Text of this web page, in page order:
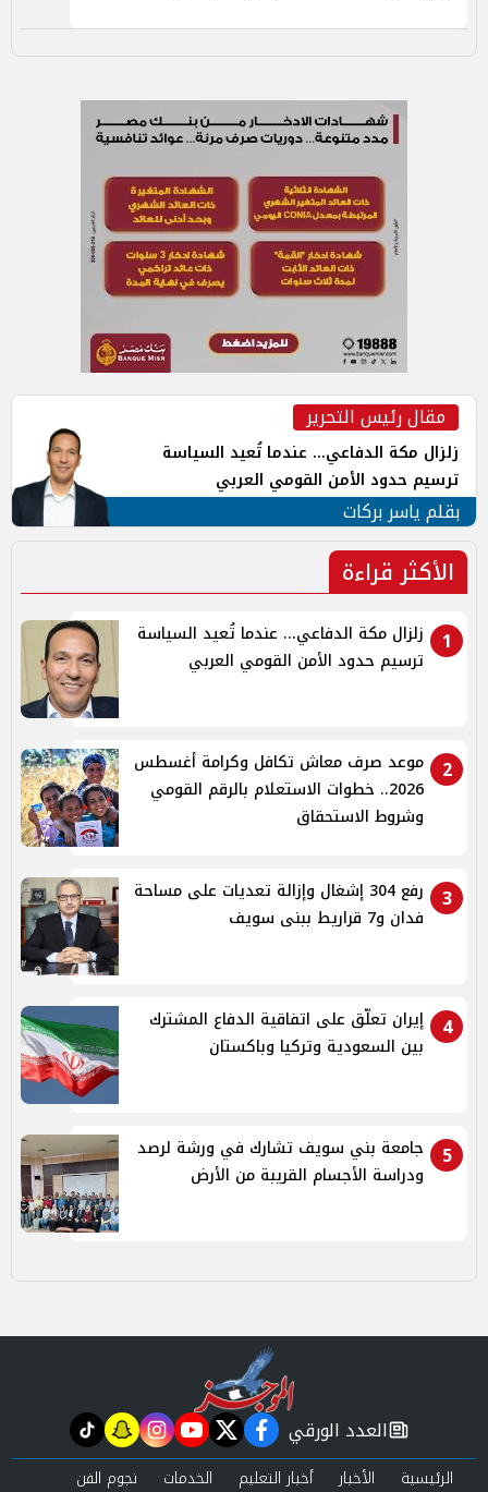
مقال رئيس التحرير
زلزال مكة الدفاعي... عندما تُعيد السياسة
ترسيم حدود الأمن القومي العربي
بقلم ياسر بركات
الأكثر قراءة
1
زلزال مكة الدفاعي... عندما تُعيد السياسة
ترسيم حدود الأمن القومي العربي
2
موعد صرف معاش تكافل وكرامة أغسطس
2026.. خطوات الاستعلام بالرقم القومي
وشروط الاستحقاق
3
رفع 304 إشغال وإزالة تعديات على مساحة
فدان و7 قراريط ببنى سويف
4
إيران تعلّق على اتفاقية الدفاع المشترك
بين السعودية وتركيا وباكستان
5
جامعة بني سويف تشارك في ورشة لرصد
ودراسة الأجسام القريبة من الأرض
newspaper
العدد الورقي facebook
twitter
youtube
instagram
snapchat
tiktok
الرئيسية الأخبار أخبار التعليم الخدمات نجوم الفن